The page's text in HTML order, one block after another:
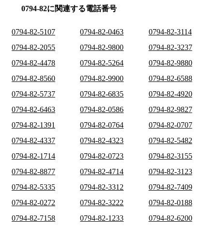
0794-82に関連する電話番号
0794-82-5107 0794-82-0463
0794-82-3114
0794-82-2055
0794-82-9800
0794-82-3237
0794-82-4478
0794-82-5264
0794-82-9880
0794-82-8560
0794-82-9900
0794-82-6588
0794-82-5737
0794-82-6835
0794-82-4920
0794-82-6463
0794-82-0586
0794-82-9827
0794-82-1391
0794-82-0764
0794-82-0707
0794-82-4337
0794-82-4323
0794-82-5482
0794-82-1714
0794-82-0723
0794-82-3155
0794-82-8877
0794-82-4714
0794-82-3123
0794-82-5335
0794-82-3312
0794-82-7409
0794-82-0272
0794-82-3222
0794-82-0188
0794-82-7158
0794-82-1233
0794-82-6200